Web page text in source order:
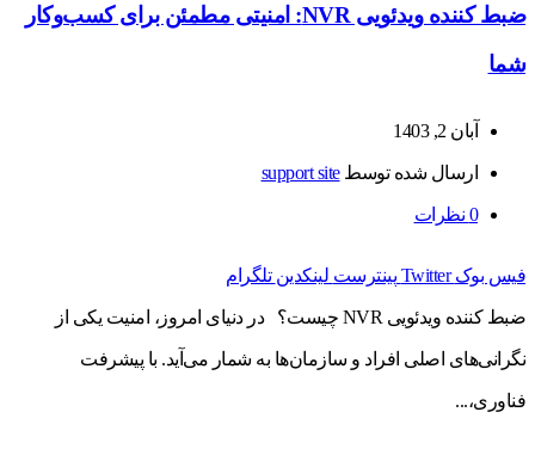
ضبط کننده ویدئویی NVR: امنیتی مطمئن برای کسب‌وکار
شما
آبان 2, 1403
ارسال شده توسطsupport site
0 نظرات
فیس بوک Twitter پینترست لینکدین تلگرام
ضبط کننده ویدئویی NVR چیست؟ در دنیای امروز، امنیت یکی از
نگرانی‌های اصلی افراد و سازمان‌ها به شمار می‌آید. با پیشرفت
فناوری،...